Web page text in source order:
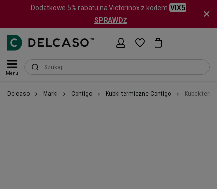
Dodatkowe 5% rabatu na Victorinox z kodem VIX5
SPRAWDŹ
Menu
Delcaso Marki Contigo Kubki termiczne Contigo Kubek